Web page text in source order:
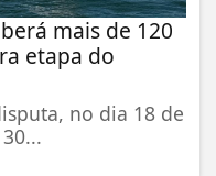
mais de 120
etapa do
no dia 18 de